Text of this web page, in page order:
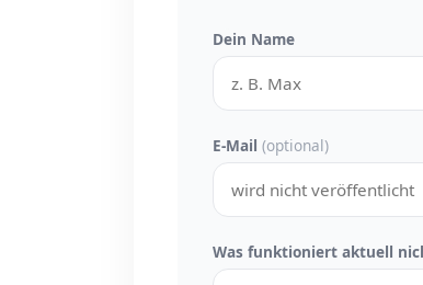
Dein Name
E-Mail (optional)
Was funktioniert aktuell